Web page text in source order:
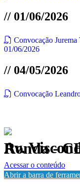
// 01/06/2026
Convocação
01/06/2026
// 04/05/2026
Convocação
Av. Visconde de
Política de Privacidade.
Acessar o conteúdo
Abrir a barra de